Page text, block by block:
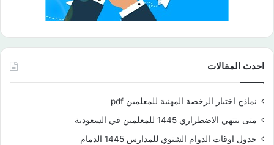
احدث المقالات
نماذج اختبار الرخصة المهنية للمعلمين pdf
متى ينتهي الاضطراري 1445 للمعلمين في السعودية
جدول اوقات الدوام الشتوي للمدارس 1445 الدمام